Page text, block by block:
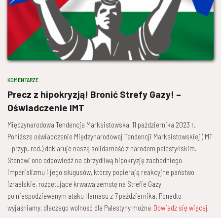
KOMENTARZE
Precz z hipokryzją! Bronić Strefy Gazy! –
Oświadczenie IMT
Międzynarodowa Tendencja Marksistowska, 11 października 2023 r.
Poniższe oświadczenie Międzynarodowej Tendencji Marksistowskiej (IMT
– przyp. red.) deklaruje naszą solidarność z narodem palestyńskim.
Stanowi ono odpowiedź na obrzydliwą hipokryzję zachodniego
imperializmu i jego sługusów, którzy popierają reakcyjne państwo
izraelskie, rozpętujące krwawą zemstę na Strefie Gazy
po niespodziewanym ataku Hamasu z 7 października. Ponadto
wyjaśniamy, dlaczego wolność dla Palestyny można Dowiedz się więcej